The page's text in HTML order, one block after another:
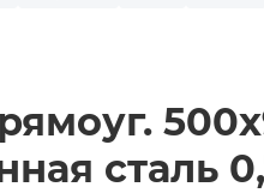
сталь